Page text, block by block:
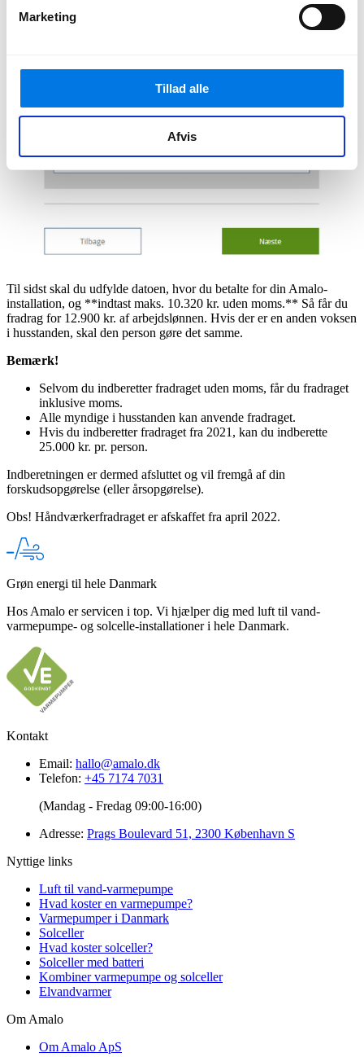
Marketing
Tillad alle
Afvis
Ved næste fane skal du indtaste Amalos CVR-nummer: 40891994.
Til sidst skal du udfylde datoen, hvor du betalte for din Amalo-
installation, og **indtast maks. 10.320 kr. uden moms.** Så får du
fradrag for 12.900 kr. af arbejdslønnen. Hvis der er en anden voksen
i husstanden, skal den person gøre det samme.
Bemærk!
Selvom du indberetter fradraget uden moms, får du fradraget
inklusive moms.
Alle myndige i husstanden kan anvende fradraget.
Hvis du indberetter fradraget fra 2021, kan du indberette
25.000 kr. pr. person.
Indberetningen er dermed afsluttet og vil fremgå af din
forskudsopgørelse (eller årsopgørelse).
Obs! Håndværkerfradraget er afskaffet fra april 2022.
Grøn energi til hele Danmark
Hos Amalo er servicen i top. Vi hjælper dig med luft til vand-
varmepumpe- og solcelle-installationer i hele Danmark.
Kontakt
Email: hallo@amalo.dk
Telefon: +45 7174 7031
(Mandag - Fredag 09:00-16:00)
Adresse: Prags Boulevard 51, 2300 København S
Nyttige links
Luft til vand-varmepumpe
Hvad koster en varmepumpe?
Varmepumper i Danmark
Solceller
Hvad koster solceller?
Solceller med batteri
Kombiner varmepumpe og solceller
Elvandvarmer
Om Amalo
Om Amalo ApS